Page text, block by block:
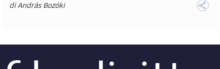
diAndrás Bozóki